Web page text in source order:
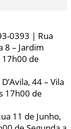
0393 | Rua
8 – Jardim
17h00 de
44 – Vila
17h00 de
11 de Junho,